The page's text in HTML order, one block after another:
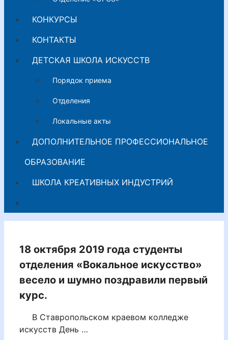
КОНКУРСЫ
КОНТАКТЫ
ДЕТСКАЯ ШКОЛА ИСКУССТВ
Порядок приема
Отделения
Локальные акты
ДОПОЛНИТЕЛЬНОЕ ПРОФЕССИОНАЛЬНОЕ
ОБРАЗОВАНИЕ
ШКОЛА КРЕАТИВНЫХ ИНДУСТРИЙ
18 октября 2019 года студенты
отделения «Вокальное искусство»
весело и шумно поздравили первый
курс.
В Ставропольском краевом колледже
искусств День …